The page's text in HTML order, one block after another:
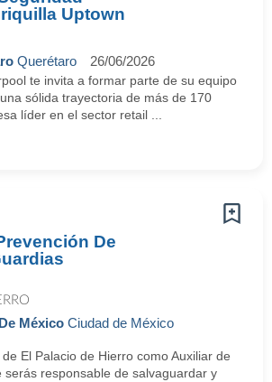
Uptown
Querétaro 26/06/2026
te invita a formar parte de su equipo
sólida trayectoria de más de 170
líder en el sector retail ...
De
México Ciudad de México
El Palacio de Hierro como Auxiliar de
serás responsable de salvaguardar y